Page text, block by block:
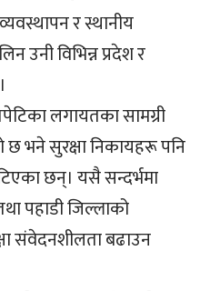
र स्थानीय
उनी विभिन्न प्रदेश र
लगायतका सामग्री
छ भने सुरक्षा निकायहरू पनि
छन्। यसै सन्दर्भमा
पहाडी जिल्लाको
संवेदनशीलता बढाउन